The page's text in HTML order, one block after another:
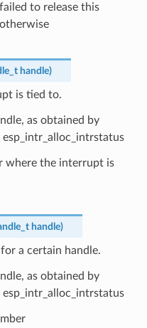
to release this
handle)
is tied to.
as obtained by
where the interrupt is
handle)
a certain handle.
as obtained by